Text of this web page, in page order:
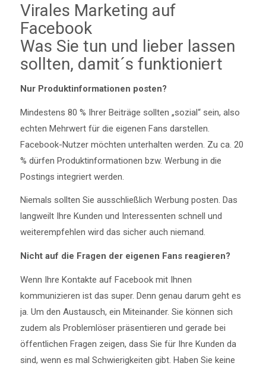
Virales Marketing auf
Facebook
Was Sie tun und lieber lassen
sollten, damit´s funktioniert
Nur Produktinformationen posten?
Mindestens 80 % Ihrer Beiträge sollten „sozial“ sein, also
echten Mehrwert für die eigenen Fans darstellen.
Facebook-Nutzer möchten unterhalten werden. Zu ca. 20
% dürfen Produktinformationen bzw. Werbung in die
Postings integriert werden.
Niemals sollten Sie ausschließlich Werbung posten. Das
langweilt Ihre Kunden und Interessenten schnell und
weiterempfehlen wird das sicher auch niemand.
Nicht auf die Fragen der eigenen Fans reagieren?
Wenn Ihre Kontakte auf Facebook mit Ihnen
kommunizieren ist das super. Denn genau darum geht es
ja. Um den Austausch, ein Miteinander. Sie können sich
zudem als Problemlöser präsentieren und gerade bei
öffentlichen Fragen zeigen, dass Sie für Ihre Kunden da
sind, wenn es mal Schwierigkeiten gibt. Haben Sie keine